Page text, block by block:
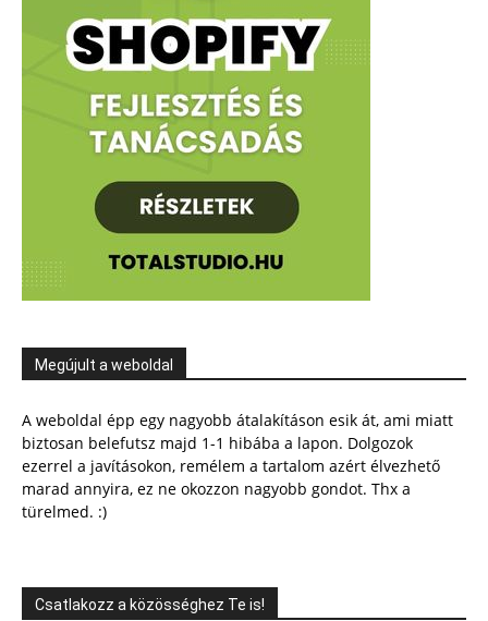
Megújult a weboldal
A weboldal épp egy nagyobb átalakításon esik át, ami miatt
biztosan belefutsz majd 1-1 hibába a lapon. Dolgozok
ezerrel a javításokon, remélem a tartalom azért élvezhető
marad annyira, ez ne okozzon nagyobb gondot. Thx a
türelmed. :)
Csatlakozz a közösséghez Te is!